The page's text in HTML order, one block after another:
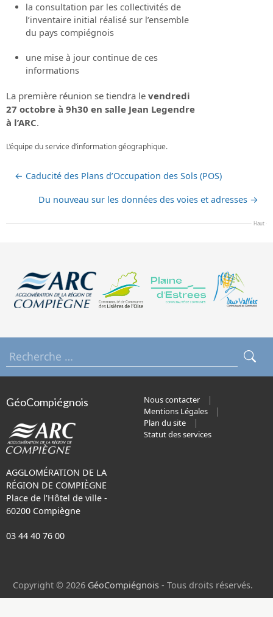
la consultation par les collectivités de
l’inventaire initial réalisé sur l’ensemble
du pays compiégnois
une mise à jour continue de ces
informations
La première réunion se tiendra le vendredi
27 octobre à 9h30 en salle Jean Legendre
à l’ARC.
L’équipe du service d’information géographique.
← Caducité des Plans d’Occupation des Sols (POS)
Du nouveau sur les données des voies et adresses →
Haut
GéoCompiégnois
AGGLOMÉRATION DE LA
RÉGION DE COMPIÈGNE
Place de l'Hôtel de ville -
60200 Compiègne
03 44 40 76 00
Nous contacter
Mentions Légales
Plan du site
Statut des services
Copyright © 2026 GéoCompiégnois - Tous droits réservés.